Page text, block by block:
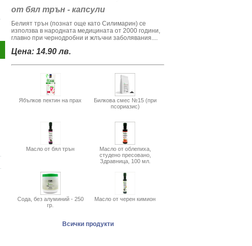
от бял трън - капсули
Белият трън (познат още като Силимарин) се
използва в народната медицината от 2000 години,
главно при чернодробни и жлъчни заболявания....
Цена: 14.90 лв.
Ябълков пектин на прах
Билкова смес №15 (при
псориазис)
Масло от бял трън
Масло от облепиха,
студено пресовано,
Здравница, 100 мл.
Сода, без алуминий - 250
гр.
Масло от черен кимион
Всички продукти